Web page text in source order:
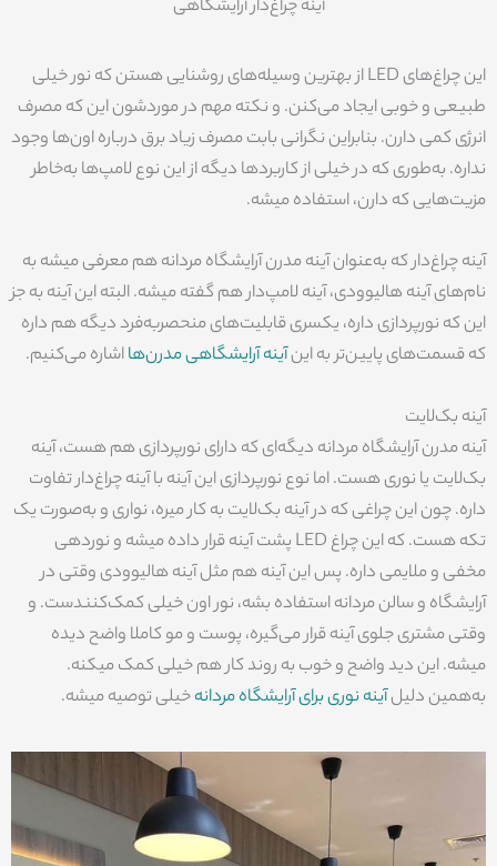
آینه چراغ‌دار آرایشگاهی
این چراغ‌های LED از بهترین وسیله‌های روشنایی هستن که نور خیلی
طبیعی و خوبی ایجاد می‌کنن. و نکته مهم در موردشون این که مصرف
انرژی کمی دارن. بنابراین نگرانی بابت مصرف زیاد برق درباره اون‌ها وجود
نداره. به‌طوری که در خیلی از کاربردها دیگه از این نوع لامپ‌ها به‌خاطر
مزیت‌هایی که دارن، استفاده میشه.
آینه چراغ‌دار که به‌عنوان آینه مدرن آرایشگاه مردانه هم معرفی میشه به
نام‌های آینه هالیوودی، آینه لامپ‌دار هم گفته میشه. البته این آینه به‌ جز
این که نورپردازی داره، یکسری قابلیت‌های منحصربه‌فرد دیگه هم داره
که قسمت‌های پایین‌تر به اینآینه آرایشگاهی مدرن‌هااشاره می‌کنیم.
آینه بک‌لایت
آینه مدرن آرایشگاه مردانه دیگه‌ای که دارای نورپردازی هم هست، آینه
بک‌لایت یا نوری هست. اما نوع نورپردازی این آینه با آینه چراغ‌دار تفاوت
داره. چون این چراغی که در آینه بک‌لایت به کار میره، نواری و به‌صورت یک
تکه هست. که این چراغ LED پشت آینه قرار داده میشه و نوردهی
مخفی و ملایمی داره. پس این آینه هم مثل آینه هالیوودی وقتی در
آرایشگاه و سالن مردانه استفاده بشه، نور اون خیلی کمک‌کنندست. و
وقتی مشتری جلوی آینه قرار می‌گیره، پوست و مو کاملا واضح دیده
میشه. این دید واضح و خوب به روند کار هم خیلی کمک میکنه.
به‌همین دلیلآینه نوری برای آرایشگاه مردانهخیلی توصیه میشه.